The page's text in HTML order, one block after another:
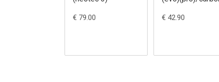
€ 79.00 € 42.90